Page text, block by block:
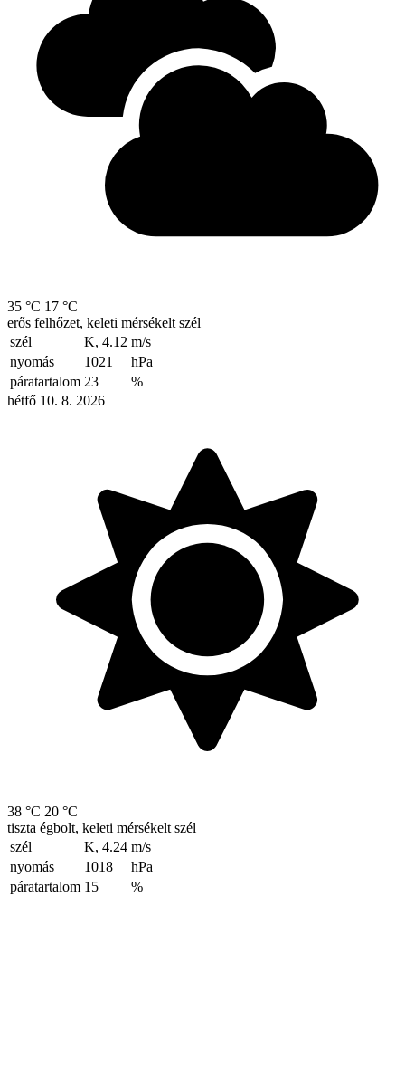
35 °C 17 °C
erős felhőzet, keleti mérsékelt szél
szél
K, 4.12 m/s
nyomás
1021
hPa
páratartalom 23
%
hétfő 10. 8. 2026
38 °C 20 °C
tiszta égbolt, keleti mérsékelt szél
szél
K, 4.24 m/s
nyomás
1018
hPa
páratartalom 15 %